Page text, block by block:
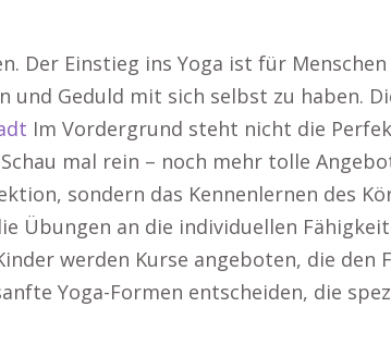
Der Einstieg ins Yoga ist für
und Geduld mit sich selbst zu haben.
Im Vordergrund steht nicht die
mal rein – noch mehr tolle
sondern das Kennenlernen des
Übungen an die individuellen
werden Kurse angeboten, die den
Yoga-Formen entscheiden, die